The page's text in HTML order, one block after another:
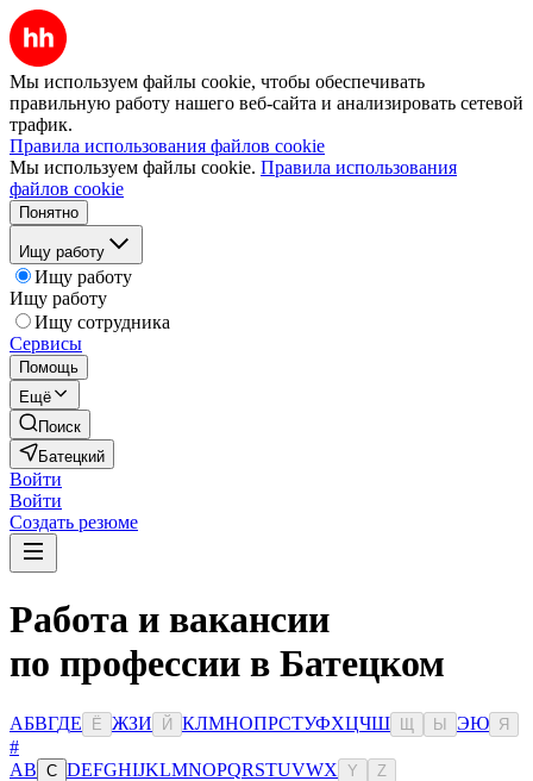
Мы используем файлы cookie, чтобы обеспечивать
правильную работу нашего веб-сайта и анализировать сетевой
трафик.
Правила использования файлов cookie
Мы используем файлы cookie. Правила использования
файлов cookie
Понятно
Ищу работу
Ищу работу
Ищу работу
Ищу сотрудника
Сервисы
Помощь
Ещё
Поиск
Батецкий
Войти
Войти
Создать резюме
Работа и вакансии
по профессии в Батецком
АБВГДЕ Ё ЖЗИ Й КЛМНОПРСТУФХЦЧШ Ы ЭЮ Я
#
AB C DEFGHIJKLMNOPQRSTUVWX Y Z